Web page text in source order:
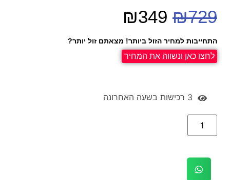
₪729
₪349
התחייבות למחיר הזול ביותר! מצאתם זול יותר?
לחצו כאן ונשווה את המחיר